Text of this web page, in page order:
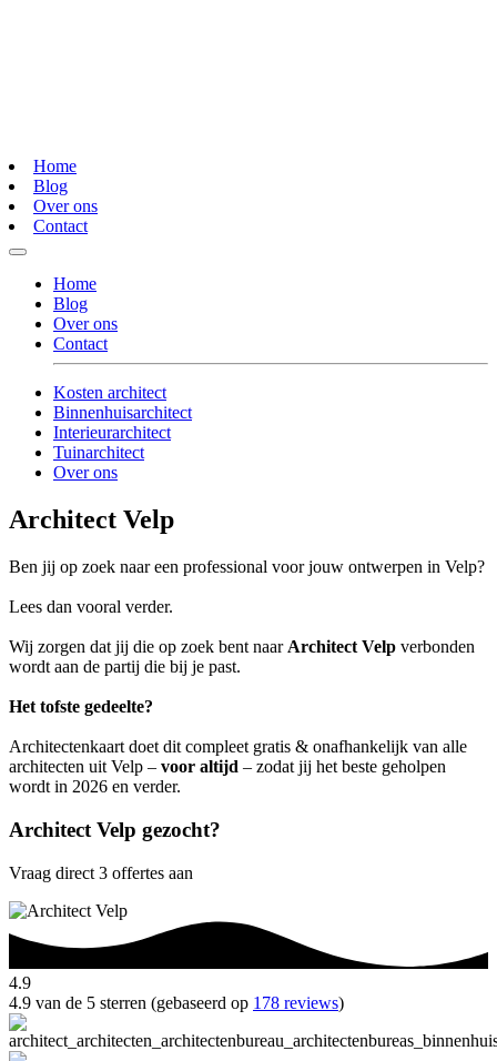
Home
Blog
Over ons
Contact
Home
Blog
Over ons
Contact
Kosten architect
Binnenhuisarchitect
Interieurarchitect
Tuinarchitect
Over ons
Architect Velp
Ben jij op zoek naar een professional voor jouw ontwerpen in Velp?
Lees dan vooral verder.
Wij zorgen dat jij die op zoek bent naar Architect Velp verbonden
wordt aan de partij die bij je past.
Het tofste gedeelte?
Architectenkaart doet dit compleet gratis & onafhankelijk van alle
architecten uit Velp – voor altijd – zodat jij het beste geholpen
wordt in 2026 en verder.
Architect Velp gezocht?
Vraag direct 3 offertes aan
4.9
4.9 van de 5 sterren (gebaseerd op 178 reviews)